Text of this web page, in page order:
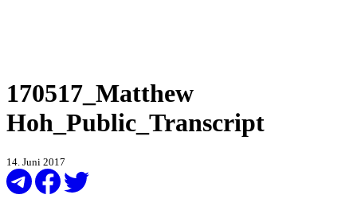
170517_Matthew
Hoh_Public_Transcript
14. Juni 2017